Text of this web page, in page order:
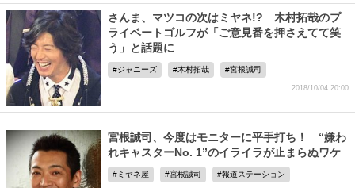
さんま、マツコの次はミヤネ!? 木村拓哉のプ
ライベートゴルフが「ご意見番を押さえてて笑
う」と話題に
ジャニーズ 木村拓哉 宮根誠司
2018/10/04 20:00
宮根誠司、今度はモニターに平手打ち！ “嫌わ
れキャスターNo. 1”のイライラが止まらぬワケ
ミヤネ屋 宮根誠司 報道ステーション